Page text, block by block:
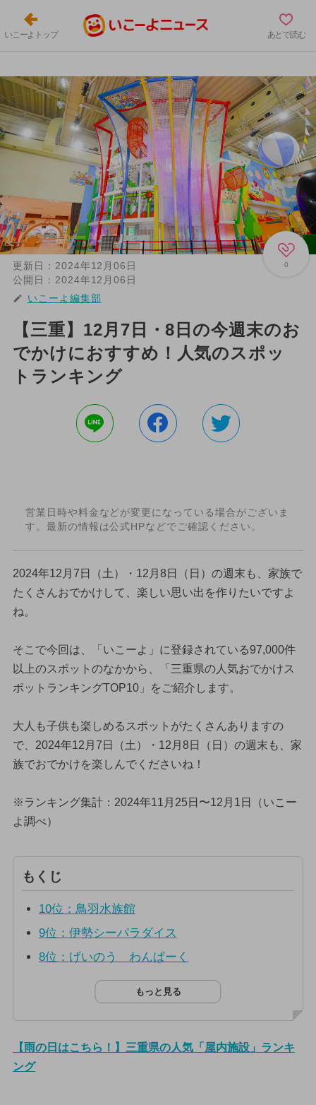
いこーよトップ あとで読む
0
更新日： 2024年12月06日
公開日： 2024年12月06日
いこーよ編集部
【三重】12月7日・8日の今週末のお
でかけにおすすめ！人気のスポッ
トランキング
営業日時や料金などが変更になっている場合がございま
す。最新の情報は公式HPなどでご確認ください。
2024年12月7日（土）・12月8日（日）の週末も、家族で
たくさんおでかけして、楽しい思い出を作りたいですよ
ね。
そこで今回は、「いこーよ」に登録されている97,000件
以上のスポットのなかから、「三重県の人気おでかけス
ポットランキングTOP10」をご紹介します。
大人も子供も楽しめるスポットがたくさんありますの
で、2024年12月7日（土）・12月8日（日）の週末も、家
族でおでかけを楽しんでくださいね！
※ランキング集計：2024年11月25日〜12月1日（いこー
よ調べ）
もくじ
10位：鳥羽水族館
9位：伊勢シーパラダイス
8位：げいのう わんぱーく
もっと見る
【雨の日はこちら！】三重県の人気「屋内施設」ランキ
ング